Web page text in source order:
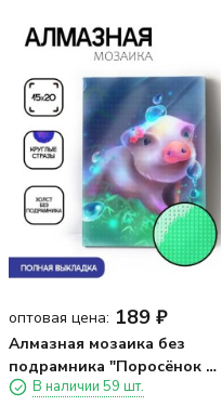
оптовая цена: 189 ₽
Алмазная мозаика без
подрамника "Поросёнок с
пузырьками", 15х20 см
В наличии 59 шт.